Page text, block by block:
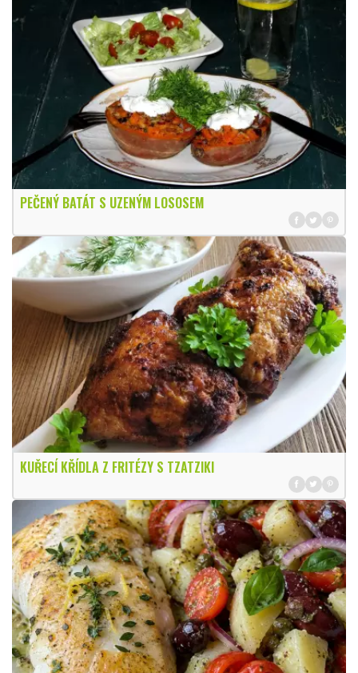
PEČENÝ BATÁT S UZENÝM LOSOSEM
KUŘECÍ KŘÍDLA Z FRITÉZY S TZATZIKI